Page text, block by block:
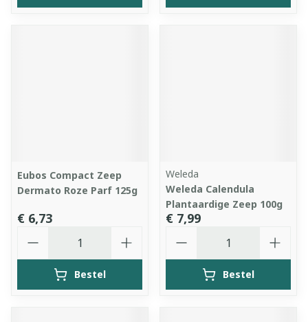
Eubos Compact Zeep
Dermato Roze Parf 125g
€ 6,73
Bestel
Weleda
Weleda Calendula
Plantaardige Zeep 100g
€ 7,99
Bestel